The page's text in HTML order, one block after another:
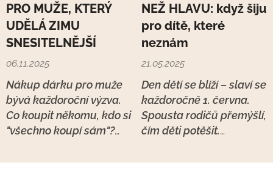
PRO MUŽE, KTERÝ
UDĚLÁ ZIMU
SNESITELNĚJŠÍ
06.11.2025
Nákup dárku pro muže
bývá každoroční výzva.
Co koupit někomu, kdo si
"všechno koupí sám"?
ale přesto by rád něco
NEŽ HLAVU: když šiju
pro dítě, které
neznám
21.05.2025
Den dětí se blíží – slaví se
každoročně 1. června.
Spousta rodičů přemýšlí,
čím děti potěšit.
sladkostí… Já ale při